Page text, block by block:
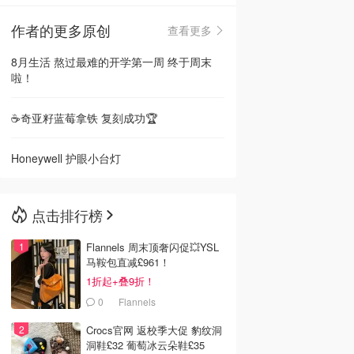
🇳🇿新西兰
作者的更多原创
查看更多
8月生活 熬过最难的开学第一周 终于周末
啦！
☕️奇亚籽蓝莓拿铁 复刻成功🏆
Honeywell 护眼小台灯
点击排行榜
Flannels 周末顶奢闪促💥YSL
马鞍包直减£961！
1折起+叠9折！
0 Flannels
Crocs官网 返校季大促 豹纹洞
洞鞋£32 葡萄冰云朵鞋£35